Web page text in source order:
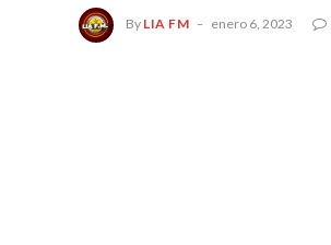
By LIA FM enero 6, 2023